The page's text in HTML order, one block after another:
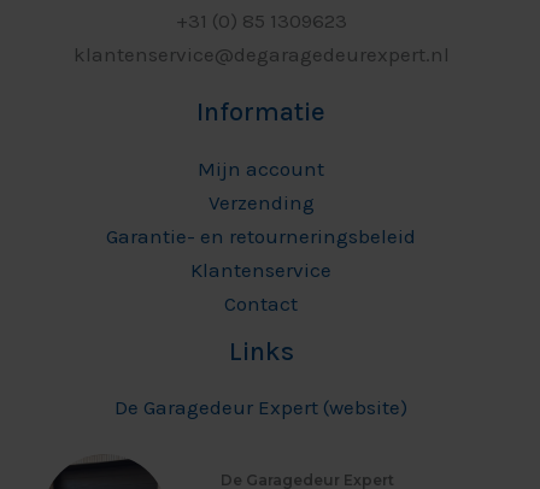
+31 (0) 85 1309623
klantenservice@degaragedeurexpert.nl
Informatie
Mijn account
Verzending
Garantie- en retourneringsbeleid
Klantenservice
Contact
Links
De Garagedeur Expert (website)
De Garagedeur Expert